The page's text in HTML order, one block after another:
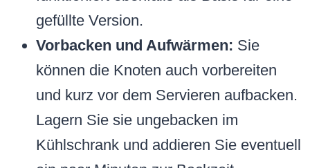
gefüllte Version.
Vorbacken und Aufwärmen: Sie
können die Knoten auch vorbereiten
und kurz vor dem Servieren aufbacken.
Lagern Sie sie ungebacken im
Kühlschrank und addieren Sie eventuell